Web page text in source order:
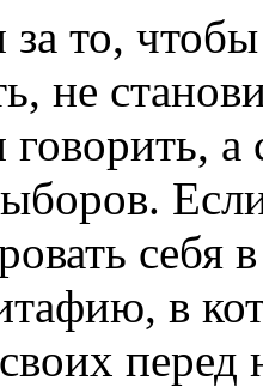
то, чтобы
не
себя
в
перед